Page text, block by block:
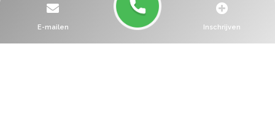
E-mailen Inschrijven